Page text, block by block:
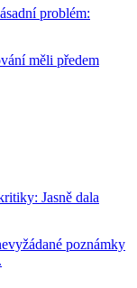
problém:
měli předem
Jasně dala
poznámky